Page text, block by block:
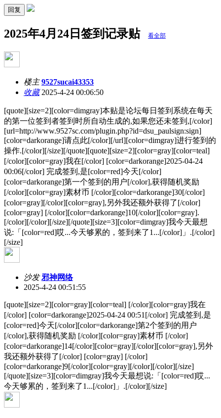
回复
2025年4月24日签到记录贴 看全部
楼主 9527sucai43353
收藏2025-4-24 00:06:50
[quote][size=2][color=dimgray]本贴是论坛每日签到系统在每天
的第一位签到者签到时所自动生成的,如果您还未签到,[/color]
[url=http://www.9527sc.com/plugin.php?id=dsu_paulsign:sign]
[color=darkorange]请点此[/color][/url][color=dimgray]进行签到的
操作.[/color][/size][/quote][quote][size=2][color=gray][color=teal]
[/color][color=gray]我在[/color] [color=darkorange]2025-04-24
00:06[/color] 完成签到,是[color=red]今天[/color]
[color=darkorange]第一个签到的用户[/color],获得随机奖励
[/color][color=gray]素材币 [/color][color=darkorange]30[/color]
[color=gray][/color][color=gray],另外我还额外获得了[/color]
[color=gray] [/color][color=darkorange]10[/color][color=gray].
[/color][/color][/size][/quote][size=3][color=dimgray]我今天最想
说:「[color=red]哎...今天够累的，签到来了1...[/color]」.[/color]
[/size]
沙发 邪神网络
2025-4-24 00:51:55
[quote][size=2][color=gray][color=teal] [/color][color=gray]我在
[/color] [color=darkorange]2025-04-24 00:51[/color] 完成签到,是
[color=red]今天[/color][color=darkorange]第2个签到的用户
[/color],获得随机奖励 [/color][color=gray]素材币 [/color]
[color=darkorange]14[/color][color=gray][/color][color=gray],另外
我还额外获得了[/color] [color=gray] [/color]
[color=darkorange]9[/color][color=gray][/color][/color][/size]
[/quote][size=3][color=dimgray]我今天最想说:「[color=red]哎...
今天够累的，签到来了1...[/color]」.[/color][/size]